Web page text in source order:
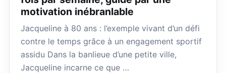
motivation inébranlable
Jacqueline à 80 ans : l’exemple vivant d’un défi
contre le temps grâce à un engagement sportif
assidu Dans la banlieue d’une petite ville,
Jacqueline incarne ce que …